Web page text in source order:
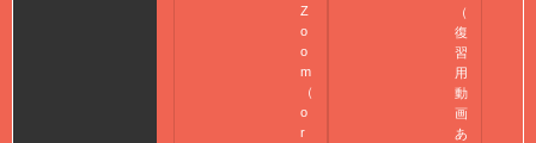
Z
o
o
m
（
o
r
（
復
習
用
動
画
あ